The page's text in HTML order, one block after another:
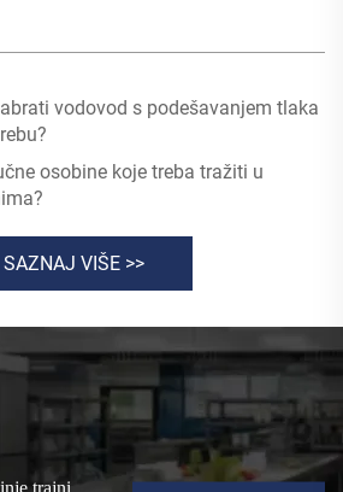
vodovod s podešavanjem tlaka
osobine koje treba tražiti u
SAZNAJ VIŠE >>
trajni